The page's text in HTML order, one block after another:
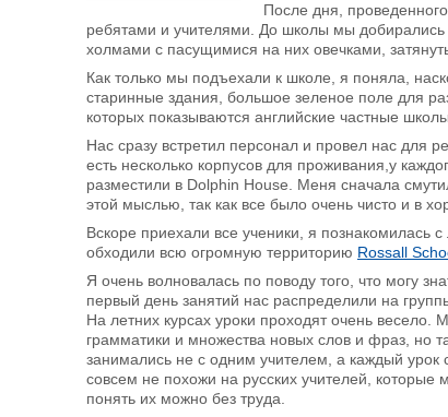
После дня,
ребятами и учителями. До школы мы
холмами с пасущимися на них овечками,
Как только мы подъехали к школе, я поняла,
старинные здания, большое зеленое поле для
которых показываются английские частные школы.
Нас сразу встретил персонал и провел нас для
есть несколько корпусов для проживания,у
разместили в Dolphin House. Меня сначала
этой мыслью, так как все было очень чисто и в
Вскоре приехали все ученики, я
обходили всю огромную территорию Rossall
Я очень волновалась по поводу того, что могу
первый день занятий нас распределили на
На летних курсах уроки проходят очень весело.
грамматики и множества новых слов и фраз, но
занимались не с одним учителем, а каждый урок
совсем не похожи на русских учителей, которые
понять их можно без труда.